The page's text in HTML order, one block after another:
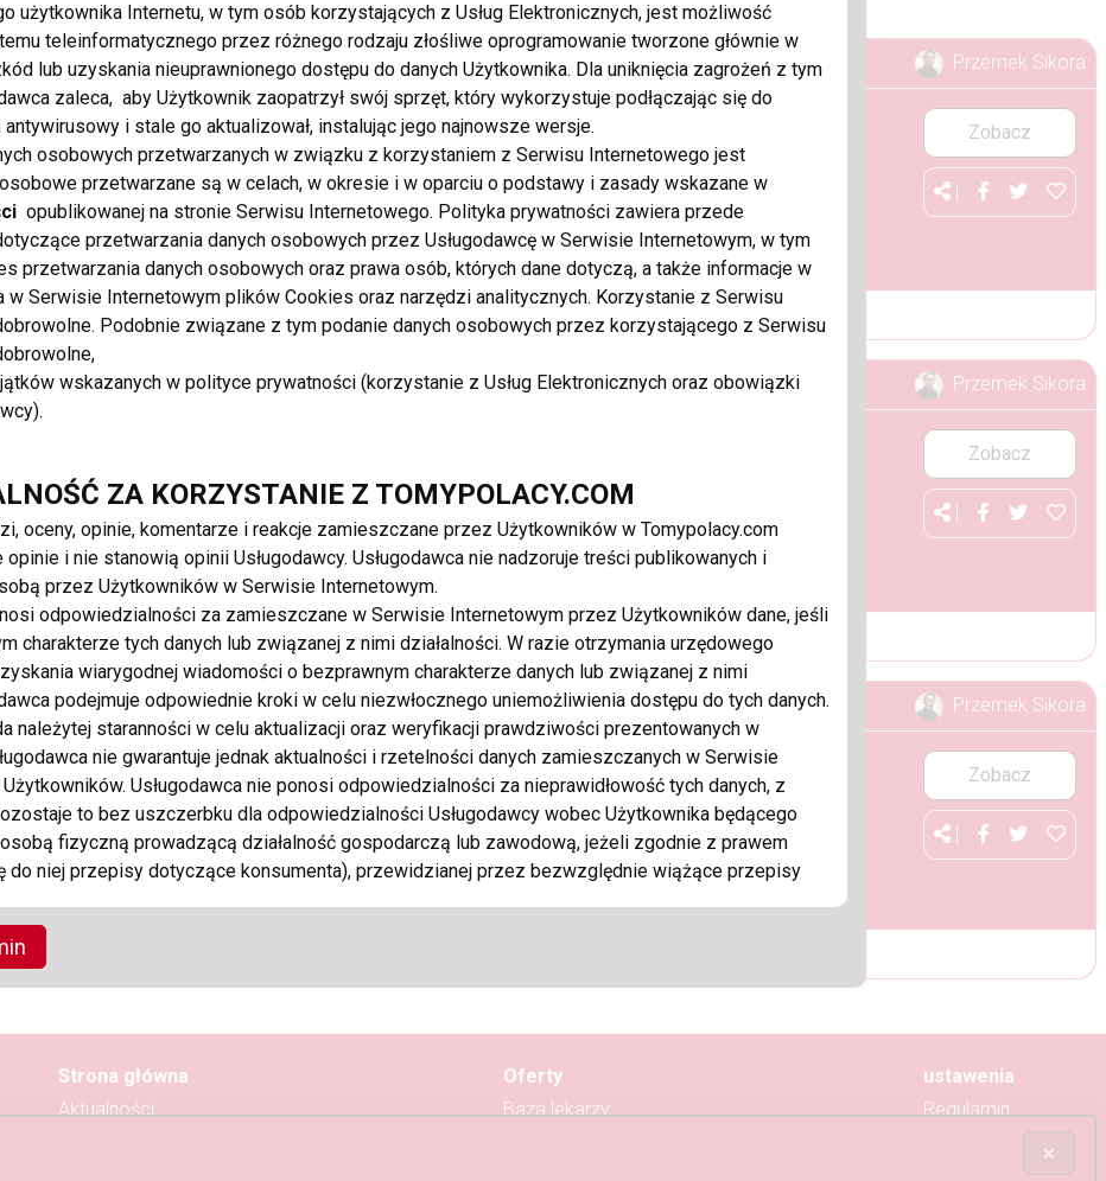
użytkownika Internetu, w tym osób korzystających z Usług Elektronicznych, jest możliwość
teleinformatycznego przez różnego rodzaju złośliwe oprogramowanie tworzone głównie w
lub uzyskania nieuprawnionego dostępu do danych Użytkownika. Dla uniknięcia zagrożeń z tym
zaleca, aby Użytkownik zaopatrzył swój sprzęt, który wykorzystuje podłączając się do
antywirusowy i stale go aktualizował, instalując jego najnowsze wersje.
osobowych przetwarzanych w związku z korzystaniem z Serwisu Internetowego jest
osobowe przetwarzane są w celach, w okresie i w oparciu o podstawy i zasady wskazane w
opublikowanej na stronie Serwisu Internetowego. Polityka prywatności zawiera przede
przetwarzania danych osobowych przez Usługodawcę w Serwisie Internetowym, w tym
przetwarzania danych osobowych oraz prawa osób, których dane dotyczą, a także informacje w
w Serwisie Internetowym plików Cookies oraz narzędzi analitycznych. Korzystanie z Serwisu
Podobnie związane z tym podanie danych osobowych przez korzystającego z Serwisu
wskazanych w polityce prywatności (korzystanie z Usług Elektronicznych oraz obowiązki
ZA KORZYSTANIE Z TOMYPOLACY.COM
oceny, opinie, komentarze i reakcje zamieszczane przez Użytkowników w Tomypolacy.com
opinie i nie stanowią opinii Usługodawcy. Usługodawca nie nadzoruje treści publikowanych i
przez Użytkowników w Serwisie Internetowym.
odpowiedzialności za zamieszczane w Serwisie Internetowym przez Użytkowników dane, jeśli
charakterze tych danych lub związanej z nimi działalności. W razie otrzymania urzędowego
wiarygodnej wiadomości o bezprawnym charakterze danych lub związanej z nimi
podejmuje odpowiednie kroki w celu niezwłocznego uniemożliwienia dostępu do tych danych.
należytej staranności w celu aktualizacji oraz weryfikacji prawdziwości prezentowanych w
nie gwarantuje jednak aktualności i rzetelności danych zamieszczanych w Serwisie
Usługodawca nie ponosi odpowiedzialności za nieprawidłowość tych danych, z
to bez uszczerbku dla odpowiedzialności Usługodawcy wobec Użytkownika będącego
fizyczną prowadzącą działalność gospodarczą lub zawodową, jeżeli zgodnie z prawem
do niej przepisy dotyczące konsumenta), przewidzianej przez bezwzględnie wiążące przepisy
należyte starania, aby korzystanie z Tomypolacy.com było zrozumiałe i przejrzyste dla
nie może zagwarantować, że Użytkownik będzie potrafił obsługiwać samodzielnie Usługi
okażą się ona przydatne w osiągnięciu celów oczekiwanych przez Użytkownika. Usługodawca
wobec Użytkownika będącego konsumentem (albo osobą fizyczną prowadzącą
lub zawodową, jeżeli zgodnie z prawem krajowym stosuje się do niej przepisy dotyczące
Fashion Przemek Sikora
Zaufana oferta
08.06.2025 Inne
Moda
53.00 EUR
Sukienka Paparazzi Fashion rozmiar : UNI Pasuje na S M L XL VIP Fashion 24 kontakt WhatsApp +49
1715844106
Zobacz
|
VIP Fashion 24
Fashion Przemek Sikora
08.06.2025
Moda
53.00 EUR
Sukienka Paparazzi Fashion rozmiar : UNI Pasuje na S M L XL VIP Fashion 24 kontakt WhatsApp +49
1715844106
Zobacz
|
VIP Fashion 24
Przemek Sikora
Zaufana oferta
04.06.2025 Inne
Moda 24.00 EUR
VIP Fashion 24 kontakt WhatsApp +49 1715844106
Zobacz
|
VIP Fashion 24
Strona główna
Aktualności
Oferty
Baza lekarzy
ustawenia
Regulamin
Polityka prywatności
×